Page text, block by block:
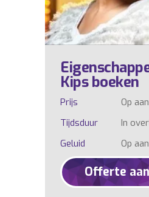
Kips boeken
Prijs
Op
Tijdsduur
In
Geluid
Op
Offerte